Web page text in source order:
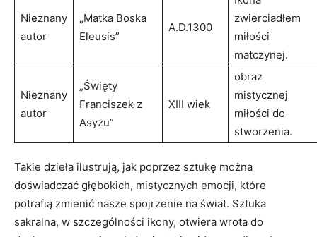
Nieznany
autor
„Matka Boska
Eleusis”
A.D.1300
zwierciadłem
miłości
matczynej.
Nieznany
autor
„Święty
Franciszek z
Asyżu”
XIII wiek
obraz
mistycznej
miłości do
stworzenia.
Takie dzieła ilustrują, jak poprzez sztukę można
doświadczać głębokich, mistycznych emocji, które
potrafią zmienić nasze spojrzenie na świat. Sztuka
sakralna, w szczególności ikony, otwiera wrota do